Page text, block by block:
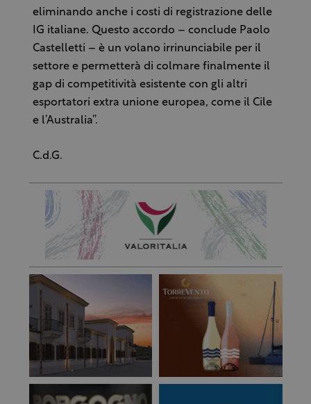
eliminando anche i costi di registrazione delle
IG italiane. Questo accordo – conclude Paolo
Castelletti – è un volano irrinunciabile per il
settore e permetterà di colmare finalmente il
gap di competitività esistente con gli altri
esportatori extra unione europea, come il Cile
e l’Australia”.
C.d.G.